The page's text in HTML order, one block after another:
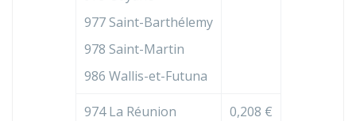
977 Saint-Barthélemy
978 Saint-Martin
986 Wallis-et-Futuna
974 La Réunion
0,208 €